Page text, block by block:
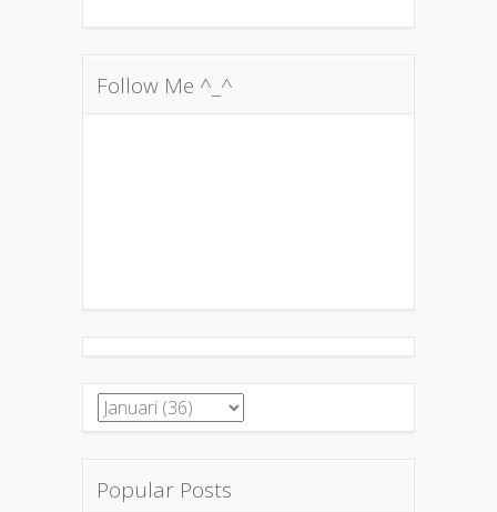
Follow Me ^_^
Popular Posts